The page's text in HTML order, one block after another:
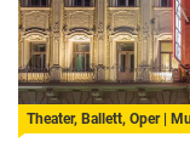
Theater, Ballett, Oper |